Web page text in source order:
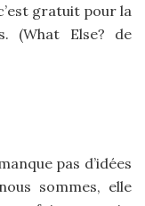
gratuit pour la
(What Else? de
pas d’idées
sommes, elle